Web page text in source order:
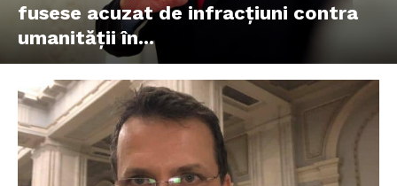
fusese acuzat de infracțiuni contra
umanității în...